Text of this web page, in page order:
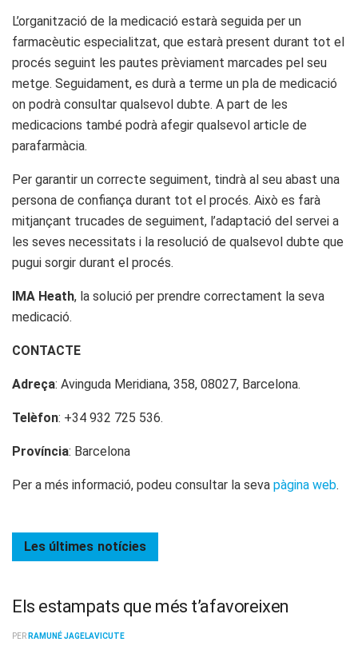
L’organització de la medicació estarà seguida per un
farmacèutic especialitzat, que estarà present durant tot el
procés seguint les pautes prèviament marcades pel seu
metge. Seguidament, es durà a terme un pla de medicació
on podrà consultar qualsevol dubte. A part de les
medicacions també podrà afegir qualsevol article de
parafarmàcia.
Per garantir un correcte seguiment, tindrà al seu abast una
persona de confiança durant tot el procés. Això es farà
mitjançant trucades de seguiment, l’adaptació del servei a
les seves necessitats i la resolució de qualsevol dubte que
pugui sorgir durant el procés.
IMA Heath, la solució per prendre correctament la seva
medicació.
CONTACTE
Adreça: Avinguda Meridiana, 358, 08027, Barcelona.
Telèfon: +34 932 725 536.
Província: Barcelona
Per a més informació, podeu consultar la seva pàgina web.
Les últimes notícies
Els estampats que més t’afavoreixen
PER RAMUNÉ JAGELAVICUTE